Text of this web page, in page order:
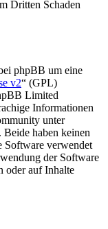
Dritten Schaden
phpBB um eine
v2“ (GPL)
Limited
Informationen
unter
haben keinen
Software verwendet
der Software
oder auf Inhalte